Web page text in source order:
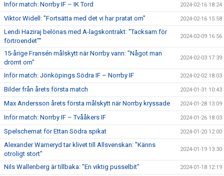
Inför match: Norrby IF – IK Tord 2024-02-16 18:24
Viktor Widell: "Fortsätta med det vi har pratat om" 2024-02-16 15:58
Lendi Haziraj belönas med A-lagskontrakt: "Tacksam för
förtroendet""
2024-02-09 16:56
15-årige Fransén målskytt när Norrby vann: "Något man
drömt om"
2024-02-03 17:39
Inför match: Jönköpings Södra IF – Norrby IF 2024-02-02 18:03
Bilder från årets första match 2024-01-31 10:43
Max Andersson årets första målskytt när Norrby kryssade 2024-01-28 13:09
Inför match: Norrby IF – Tvååkers IF 2024-01-26 18:03
Spelschemat för Ettan Södra spikat 2024-01-20 12:00
Alexander Warneryd tar klivet till Allsvenskan: "Känns
otroligt stort"
2024-01-19 13:30
Nils Wallenberg är tillbaka: "En viktig pusselbit" 2024-01-18 12:19